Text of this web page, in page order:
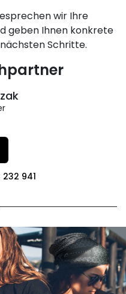
wir Ihre
geben Ihnen konkrete
Schritte.
941